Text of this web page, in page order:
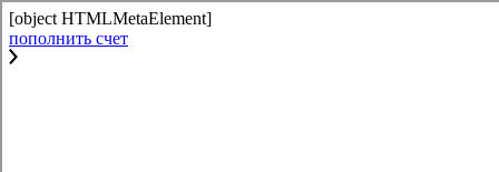
[object HTMLMetaElement]
пополнить счет